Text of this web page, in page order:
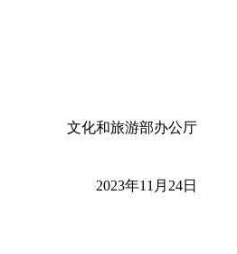
文化和旅游部办公厅
2023年11月24日